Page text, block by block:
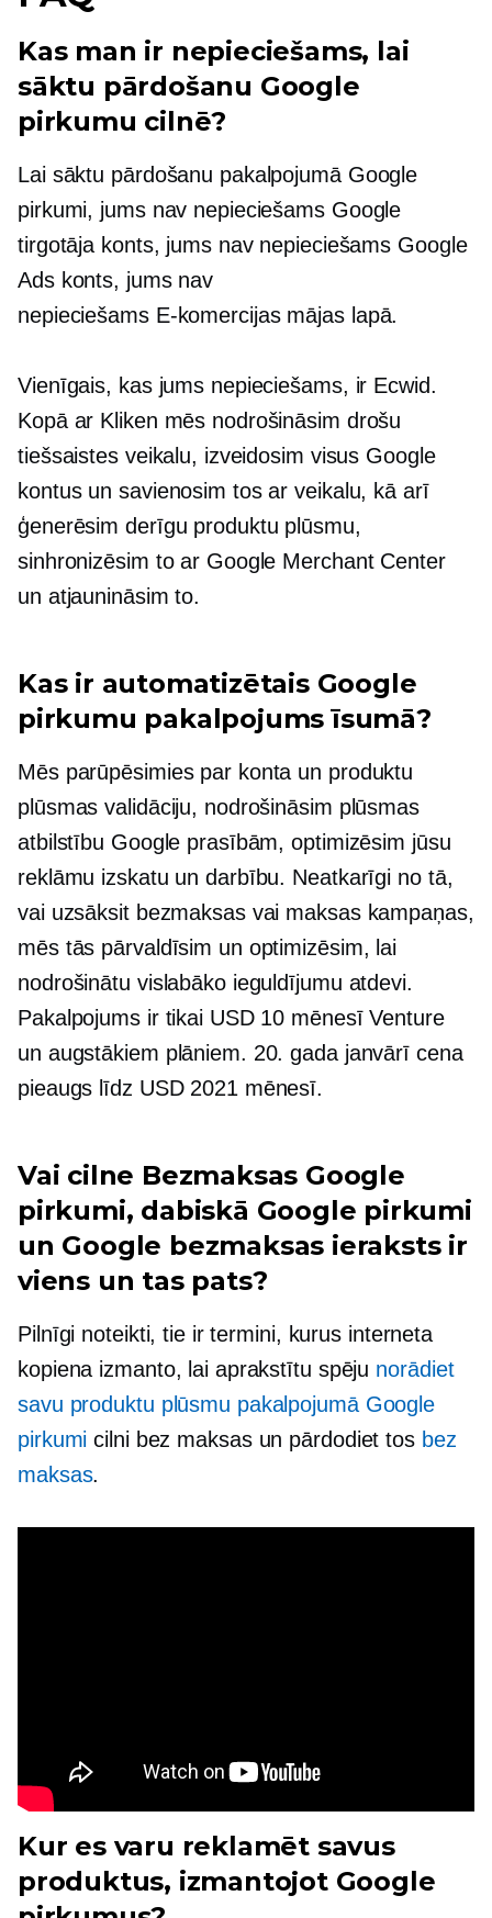
Kas man ir nepieciešams, lai
sāktu pārdošanu Google
pirkumu cilnē?
Lai sāktu pārdošanu pakalpojumā Google
pirkumi, jums nav nepieciešams Google
tirgotāja konts, jums nav nepieciešams Google
Ads konts, jums nav
nepieciešams E-komercijasmājas lapā.
Vienīgais, kas jums nepieciešams, ir Ecwid.
Kopā ar Kliken mēs nodrošināsim drošu
tiešsaistes veikalu, izveidosim visus Google
kontus un savienosim tos ar veikalu, kā arī
ģenerēsim derīgu produktu plūsmu,
sinhronizēsim to ar Google Merchant Center
un atjaunināsim to.
Kas ir automatizētais Google
pirkumu pakalpojums īsumā?
Mēs parūpēsimies par konta un produktu
plūsmas validāciju, nodrošināsim plūsmas
atbilstību Google prasībām, optimizēsim jūsu
reklāmu izskatu un darbību. Neatkarīgi no tā,
vai uzsāksit bezmaksas vai maksas kampaņas,
mēs tās pārvaldīsim un optimizēsim, lai
nodrošinātu vislabāko ieguldījumu atdevi.
Pakalpojums ir tikai USD 10 mēnesī Venture
un augstākiem plāniem. 20. gada janvārī cena
pieaugs līdz USD 2021 mēnesī.
Vai cilne Bezmaksas Google
pirkumi, dabiskā Google pirkumi
un Google bezmaksas ieraksts ir
viens un tas pats?
Pilnīgi noteikti, tie ir termini, kurus interneta
kopiena izmanto, lai aprakstītu spēju norādiet
savu produktu plūsmu pakalpojumā Google
pirkumi cilni bez maksas un pārdodiet tos bez
maksas.
Kur es varu reklamēt savus
produktus, izmantojot Google